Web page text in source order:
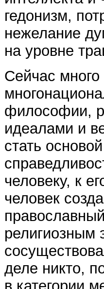
гедонизм,
нежелание
на уровне
Сейчас много
философии,
идеалами и
стать
человеку, к
человек
религиозным
деле никто,